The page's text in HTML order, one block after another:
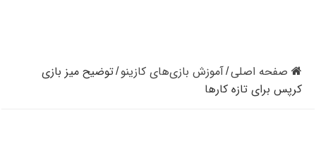
صفحه اصلی/آموزش بازی‌های کازینو /توضیح میز بازی
کرپس برای تازه کارها